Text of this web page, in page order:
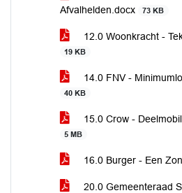
Afvalhelden.docx
73 KB
12.0 Woonkracht -
19 KB
14.0 FNV -
40 KB
15.0 Crow -
5 MB
16.0 Burger - Een
20.0 Gemeenteraad